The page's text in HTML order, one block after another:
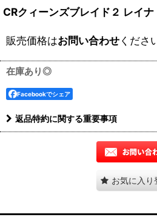
CRクィーンズブレイド２ レイ
販売価格はお問い合わせくださ
在庫あり◎
Facebookでシェア
返品特約に関する重要事項
お気に入り